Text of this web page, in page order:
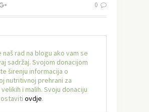
0
naš rad na blogu ako vam se
sadržaj. Svojom donacijom
širenju informacija o
nutritivnoj prehrani za
i malih. Svoju donaciju
ovdje.